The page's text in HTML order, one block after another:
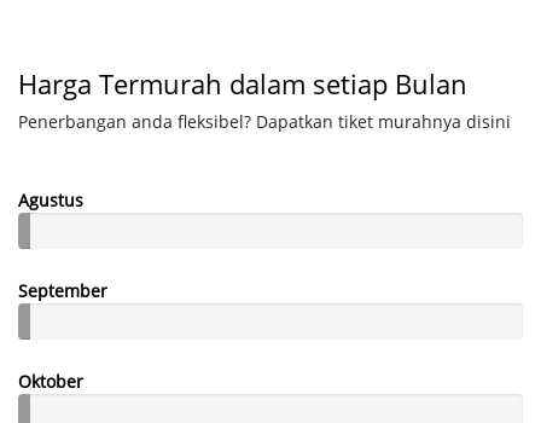
Harga Termurah dalam setiap Bulan
Penerbangan anda fleksibel? Dapatkan tiket murahnya disini
Agustus
September
Oktober